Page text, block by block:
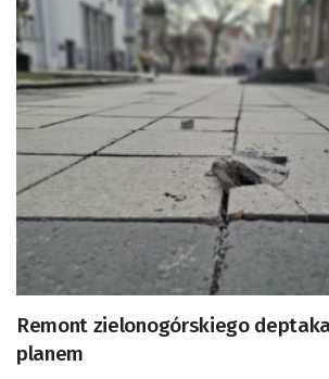
Remont zielonogórskiego
planem